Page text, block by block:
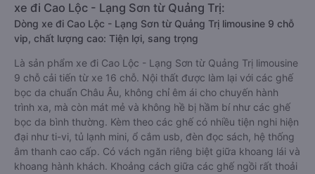
xe đi Cao Lộc - Lạng Sơn từ Quảng Trị:
Dòng xe đi Cao Lộc - Lạng Sơn từ Quảng Trị limousine 9 chỗ
vip, chất lượng cao: Tiện lợi, sang trọng
Là sản phẩm xe đi Cao Lộc - Lạng Sơn từ Quảng Trị limousine
9 chỗ cải tiến từ xe 16 chỗ. Nội thất được làm lại với các ghế
bọc da chuẩn Châu Âu, không chỉ êm ái cho chuyến hành
trình xa, mà còn mát mẻ và không hề bị hầm bí như các ghế
bọc da bình thường. Kèm theo các ghế có nhiều tiện nghi hiện
đại như ti-vi, tủ lạnh mini, ổ cắm usb, đèn đọc sách, hệ thống
âm thanh cao cấp. Có vách ngăn riêng biệt giữa khoang lái và
khoang hành khách. Khoảng cách giữa các ghế ngồi rất thoải